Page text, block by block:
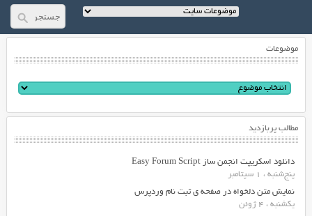
موضوعات
مطالب پربازدید
دانلود اسکریپت انجمن ساز Easy Forum Script
پنج‌شنبه ، 1 سپتامبر
نمایش متن دلخواه در صفحه ی ثبت نام وردپرس
یکشنبه ، 4 ژوئن